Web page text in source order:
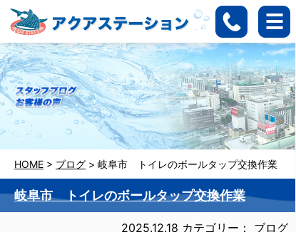
HOME > ブログ > 岐阜市 トイレのボールタップ交換作業
岐阜市 トイレのボールタップ交換作業
2025.12.18 カテゴリー： ブログ